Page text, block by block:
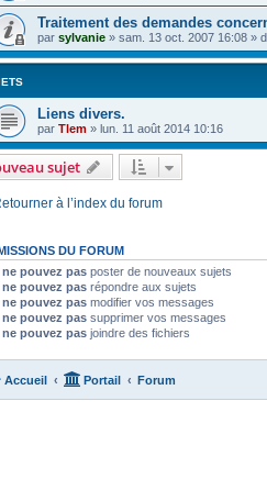
Traitement des demandes
par sylvanie » sam. 13 oct. 2007 16:08 »
Liens divers.
par Tlem » lun. 11 août 2014 10:16
sujet
à l’index du forum
DU FORUM
ne pouvez pas poster de nouveaux sujets
ne pouvez pas répondre aux sujets
ne pouvez pas modifier vos messages
ne pouvez pas supprimer vos messages
ne pouvez pas joindre des fichiers
Accueil Portail Forum